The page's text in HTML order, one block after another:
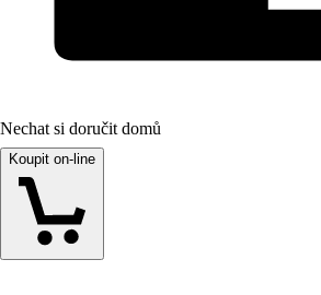
Nechat si doručit domů
Koupit on-line